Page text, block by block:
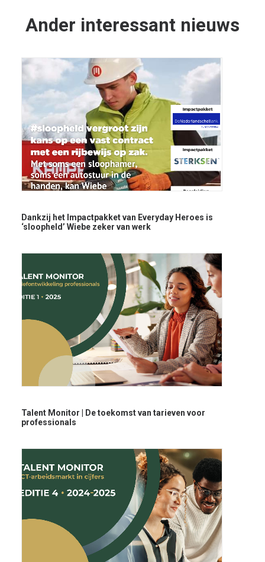
Ander interessant nieuws
Dankzij het Impactpakket van Everyday Heroes is
‘sloopheld’ Wiebe zeker van werk
Talent Monitor | De toekomst van tarieven voor
professionals